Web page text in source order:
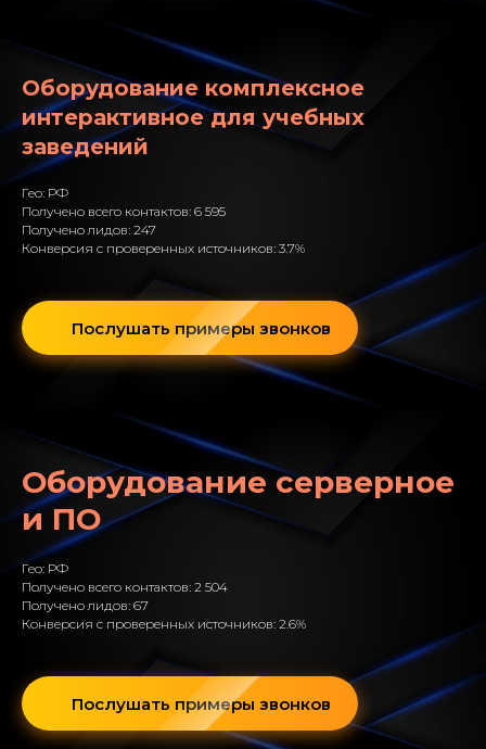
Оборудование комплексное
интерактивное для учебных
заведений
Гео: РФ
Получено всего контактов: 6 595
Получено лидов: 247
Конверсия с проверенных источников: 3.7%
Послушать примеры звонков
Оборудование серверное
и ПО
Гео: РФ
Получено всего контактов: 2 504
Получено лидов: 67
Конверсия с проверенных источников: 2.6%
Послушать примеры звонков